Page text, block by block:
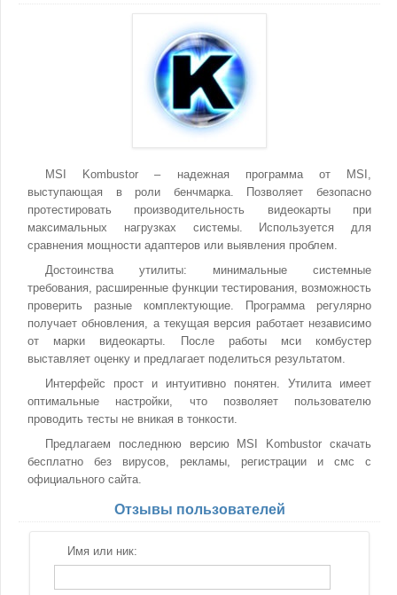
MSI Kombustor – надежная программа от MSI,
выступающая в роли бенчмарка. Позволяет безопасно
протестировать производительность видеокарты при
максимальных нагрузках системы. Используется для
сравнения мощности адаптеров или выявления проблем.
Достоинства утилиты: минимальные системные
требования, расширенные функции тестирования, возможность
проверить разные комплектующие. Программа регулярно
получает обновления, а текущая версия работает независимо
от марки видеокарты. После работы мси комбустер
выставляет оценку и предлагает поделиться результатом.
Интерфейс прост и интуитивно понятен. Утилита имеет
оптимальные настройки, что позволяет пользователю
проводить тесты не вникая в тонкости.
Предлагаем последнюю версию MSI Kombustor скачать
бесплатно без вирусов, рекламы, регистрации и смс с
официального сайта.
Отзывы пользователей
Имя или ник: